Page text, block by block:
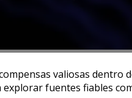
valiosas
fuentes fiables